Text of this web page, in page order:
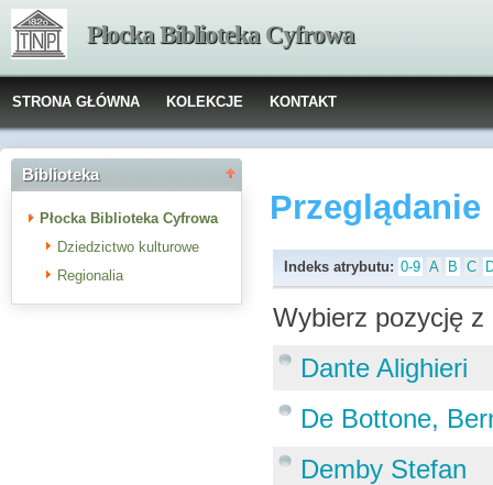
Płocka Biblioteka Cyfrowa
STRONA GŁÓWNA KOLEKCJE KONTAKT
Biblioteka
Płocka Biblioteka Cyfrowa
Dziedzictwo kulturowe
Regionalia
Indeks atrybutu: 0-9 A B C
Wybierz pozycję
Dante Alighieri
De Bottone,
Demby Stefan